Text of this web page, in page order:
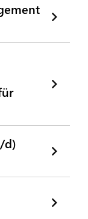
d)